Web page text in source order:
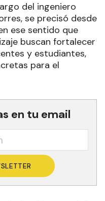
del ingeniero
se precisó desde
ese sentido que
buscan fortalecer
y estudiantes,
para el
en tu email